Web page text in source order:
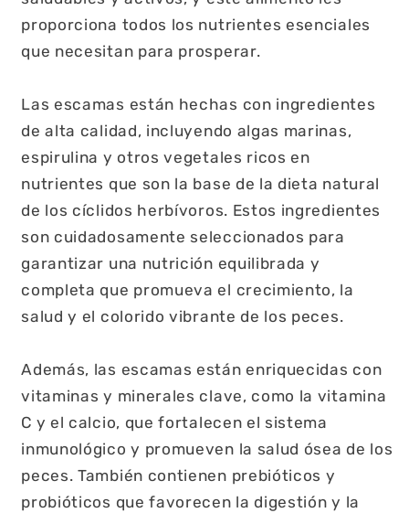
proporciona todos los nutrientes esenciales
que necesitan para prosperar.
Las escamas están hechas con ingredientes
de alta calidad, incluyendo algas marinas,
espirulina y otros vegetales ricos en
nutrientes que son la base de la dieta natural
de los cíclidos herbívoros. Estos ingredientes
son cuidadosamente seleccionados para
garantizar una nutrición equilibrada y
completa que promueva el crecimiento, la
salud y el colorido vibrante de los peces.
Además, las escamas están enriquecidas con
vitaminas y minerales clave, como la vitamina
C y el calcio, que fortalecen el sistema
inmunológico y promueven la salud ósea de los
peces. También contienen prebióticos y
probióticos que favorecen la digestión y la